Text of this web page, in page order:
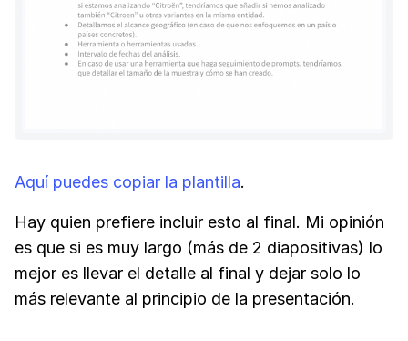
Aquí puedes copiar la plantilla.
Hay quien prefiere incluir esto al final. Mi opinión
es que si es muy largo (más de 2 diapositivas) lo
mejor es llevar el detalle al final y dejar solo lo
más relevante al principio de la presentación.